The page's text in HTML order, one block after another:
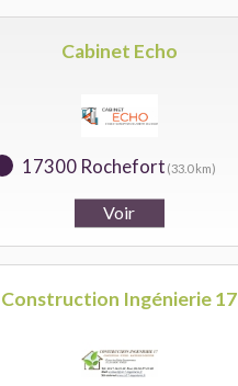
Cabinet Echo
17300 Rochefort (33.0 km)
Construction Ingénierie 17